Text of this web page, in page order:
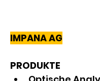
IMPANA AG
PRODUKTE